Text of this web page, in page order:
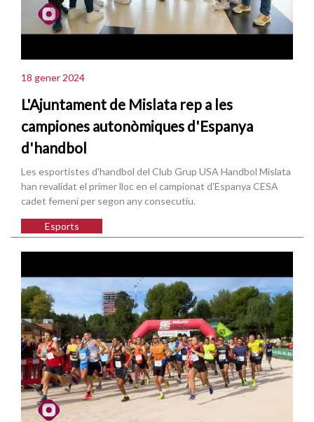
18 gener 2024
L'Ajuntament de Mislata rep a les
campiones autonòmiques d'Espanya
d'handbol
Les esportistes d'handbol del Club Grup USA Handbol Mislata
han revalidat el primer lloc en el campionat d'Espanya CESA
cadet femení per segon any consecutiu.
Esports